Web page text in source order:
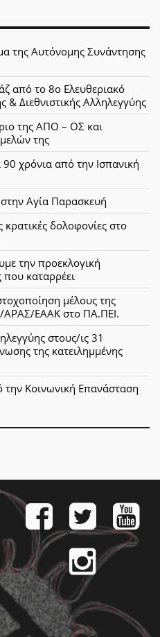
της Αυτόνομης Συνάντησης
από το 8ο Ελευθεριακό
& Διεθνιστικής Αλληλεγγύης
της ΑΠΟ – ΟΣ και
της
χρόνια από την Ισπανική
Αγία Παρασκευή
δολοφονίες στο
την προεκλογική
καταρρέει
μέλους της
ΑΡΑΣ/ΕΑΑΚ στο ΠΑ.ΠΕΙ.
στους/ις 31
της κατειλημμένης
Κοινωνική Επανάσταση